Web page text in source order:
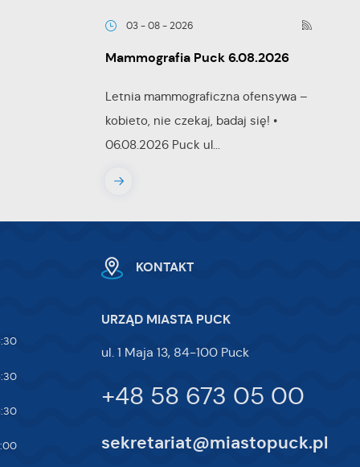
03 - 08 - 2026
Mammografia Puck 6.08.2026
Letnia mammograficzna ofensywa –
kobieto, nie czekaj, badaj się! •
06.08.2026 Puck ul...
KONTAKT
URZĄD MIASTA PUCK
ul. 1 Maja 13, 84-100 Puck
+48 58 673 05 00
sekretariat@miastopuck.pl